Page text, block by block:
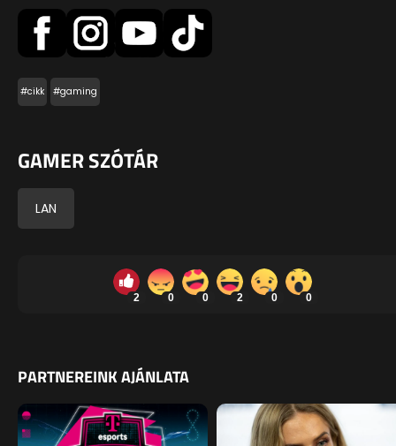
#cikk #gaming
GAMER SZÓTÁR
LAN
2 0 0 2 0 0
PARTNEREINK AJÁNLATA